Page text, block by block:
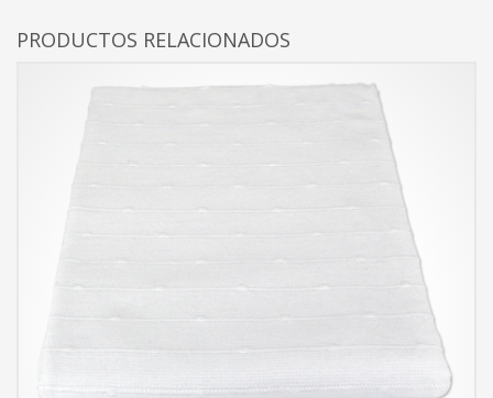
PRODUCTOS RELACIONADOS